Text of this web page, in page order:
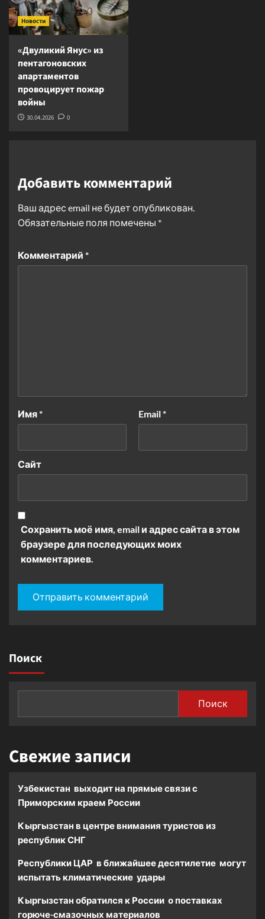
Новости
«Двуликий Янус» из
пентагоновских
апартаментов
провоцирует пожар
войны
30.04.2026 0
Добавить комментарий
Ваш адрес email не будет опубликован.
Обязательные поля помечены *
Комментарий *
Имя* Email*
Сайт
Сохранить моё имя, email и адрес сайта в этом
браузере для последующих моих
комментариев.
Поиск
Поиск
Свежие записи
Узбекистан выходит на прямые связи с
Приморским краем России
Кыргызстан в центре внимания туристов из
республик СНГ
Республики ЦАР в ближайшее десятилетие могут
испытать климатические удары
Кыргызстан обратился к России о поставках
горюче-смазочных материалов